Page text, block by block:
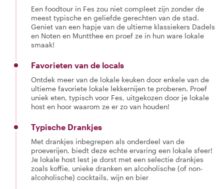
Een foodtour in Fes zou niet compleet zijn zonder de
meest typische en geliefde gerechten van de stad.
Geniet van een hapje van de ultieme klassiekers Dadels
en Noten en Muntthee en proef ze in hun ware lokale
smaak!
Favorieten van de locals
Ontdek meer van de lokale keuken door enkele van de
ultieme favoriete lokale lekkernijen te proberen. Proef
uniek eten, typisch voor Fes, uitgekozen door je lokale
host en hoor waarom ze er zo van houden!
Typische Drankjes
Met drankjes inbegrepen als onderdeel van de
proeverijen, biedt deze echte ervaring een lokale sfeer!
Je lokale host lest je dorst met een selectie drankjes
zoals koffie, unieke dranken en alcoholische (of non-
alcoholische) cocktails, wijn en bier